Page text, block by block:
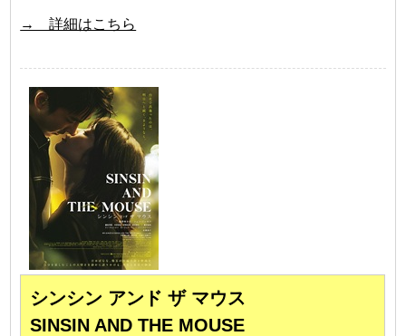
→ 詳細はこちら
シンシン アンド ザ マウス
SINSIN AND THE MOUSE